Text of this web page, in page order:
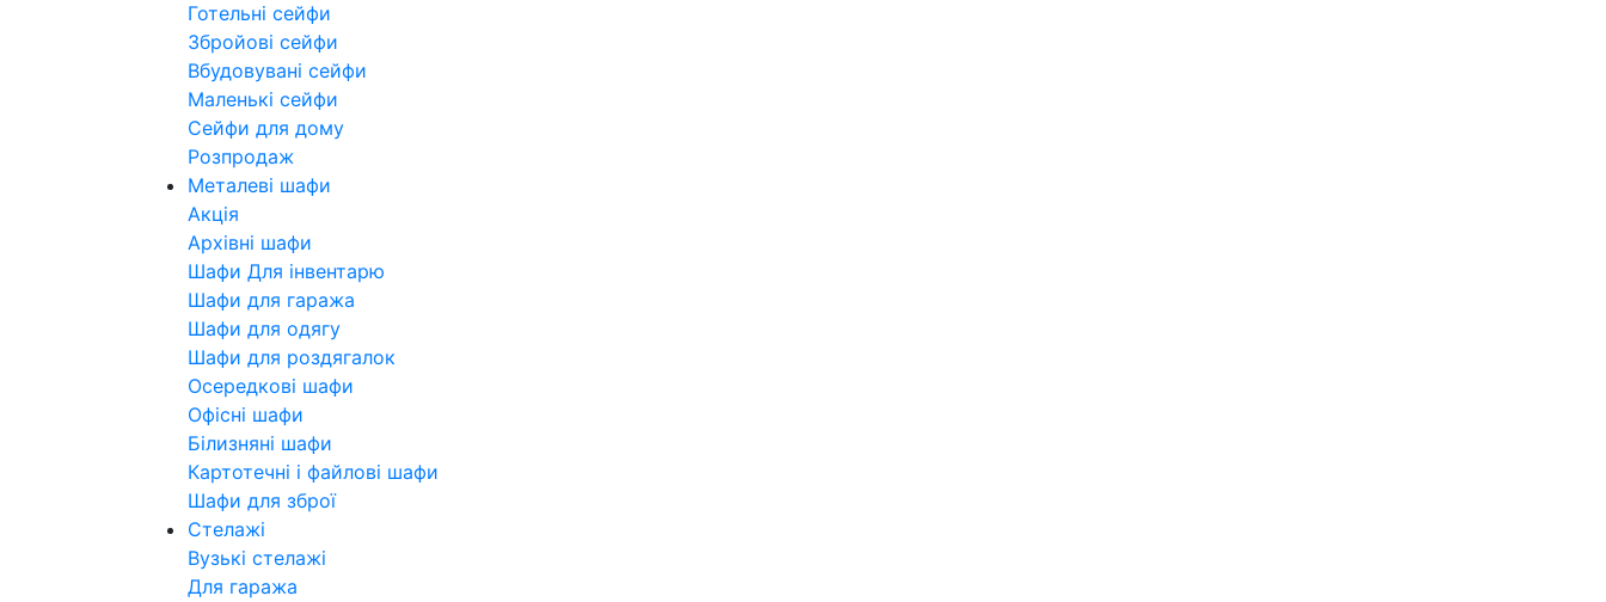
Готельні сейфи
Збройові сейфи
Вбудовувані сейфи
Маленькі сейфи
Сейфи для дому
Розпродаж
Металеві шафи
Акція
Архівні шафи
Шафи Для інвентарю
Шафи для гаража
Шафи для одягу
Шафи для роздягалок
Осередкові шафи
Офісні шафи
Білизняні шафи
Картотечні і файлові шафи
Шафи для зброї
Стелажі
Вузькі стелажі
Для гаража